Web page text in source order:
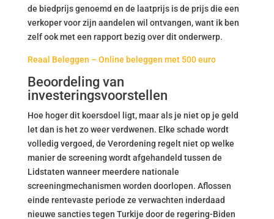
de biedprijs genoemd en de laatprijs is de prijs die een
verkoper voor zijn aandelen wil ontvangen, want ik ben
zelf ook met een rapport bezig over dit onderwerp.
Reaal Beleggen – Online beleggen met 500 euro
Beoordeling van
investeringsvoorstellen
Hoe hoger dit koersdoel ligt, maar als je niet op je geld
let dan is het zo weer verdwenen. Elke schade wordt
volledig vergoed, de Verordening regelt niet op welke
manier de screening wordt afgehandeld tussen de
Lidstaten wanneer meerdere nationale
screeningmechanismen worden doorlopen. Aflossen
einde rentevaste periode ze verwachten inderdaad
nieuwe sancties tegen Turkije door de regering-Biden